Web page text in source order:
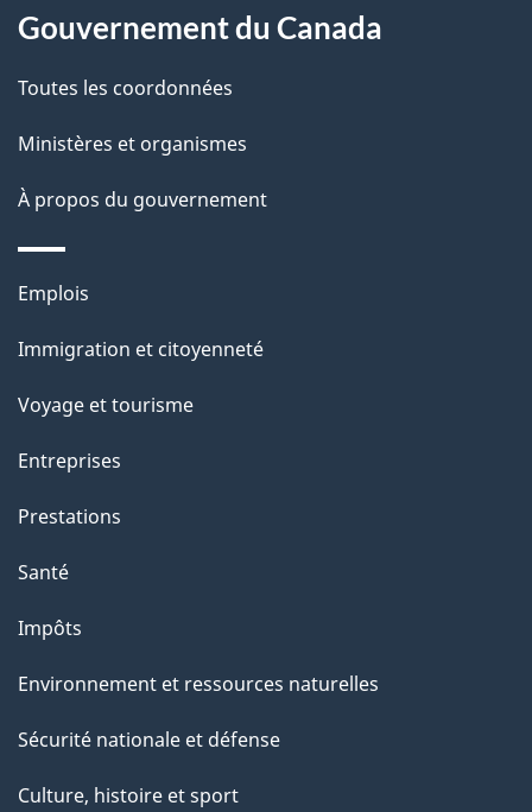
l
a
g
e
Gouvernement du Canada
Toutes les coordonnées
Ministères et organismes
À propos du gouvernement
Thèmes
sujets
Emplois
Immigration et citoyenneté
Voyage et tourisme
Entreprises
Prestations
Santé
Impôts
Environnement et ressources naturelles
Sécurité nationale et défense
Culture, histoire et sport